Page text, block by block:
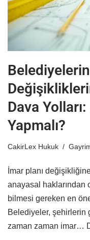
Dava
Yapmalı?
CakirLex Hukuk
İmar planı
anayasal haklarından
bilmesi gereken en
Belediyeler, şehirlerin
zaman zaman imar…